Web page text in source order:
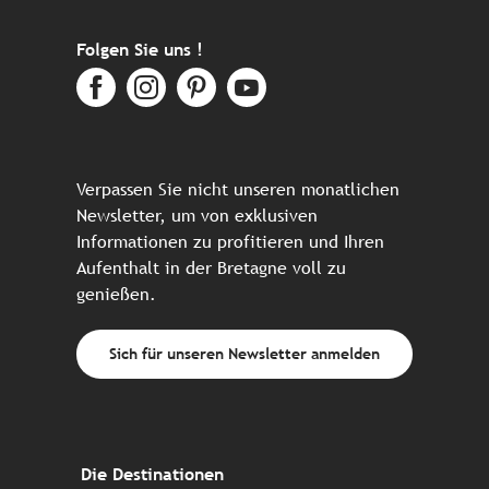
Folgen Sie uns !
Verpassen Sie nicht unseren monatlichen
Newsletter, um von exklusiven
Informationen zu profitieren und Ihren
Aufenthalt in der Bretagne voll zu
genießen.
Sich für unseren Newsletter anmelden
Die Destinationen